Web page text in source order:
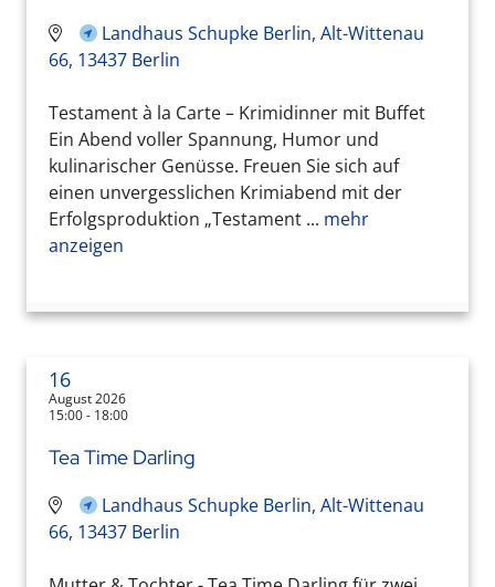
Landhaus Schupke Berlin, Alt-Wittenau
66, 13437 Berlin
Testament à la Carte – Krimidinner mit Buffet
Ein Abend voller Spannung, Humor und
kulinarischer Genüsse. Freuen Sie sich auf
einen unvergesslichen Krimiabend mit der
Erfolgsproduktion „Testament ... mehr
anzeigen
16
August 2026
15:00 - 18:00
Tea Time Darling
Landhaus Schupke Berlin, Alt-Wittenau
66, 13437 Berlin